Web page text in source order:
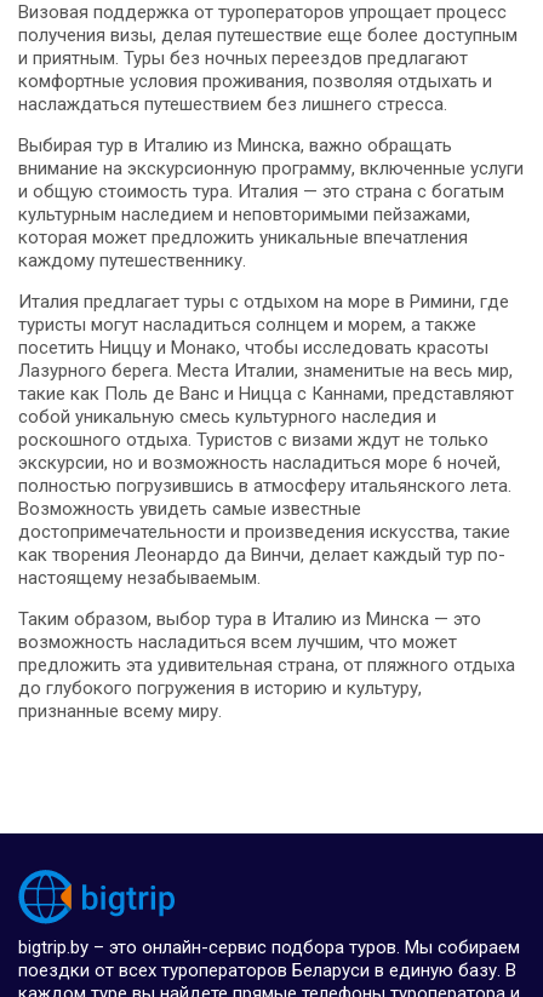
Визовая поддержка от туроператоров упрощает процесс
получения визы, делая путешествие еще более доступным
и приятным. Туры без ночных переездов предлагают
комфортные условия проживания, позволяя отдыхать и
наслаждаться путешествием без лишнего стресса.
Выбирая тур в Италию из Минска, важно обращать
внимание на экскурсионную программу, включенные услуги
и общую стоимость тура. Италия — это страна с богатым
культурным наследием и неповторимыми пейзажами,
которая может предложить уникальные впечатления
каждому путешественнику.
Италия предлагает туры с отдыхом на море в Римини, где
туристы могут насладиться солнцем и морем, а также
посетить Ниццу и Монако, чтобы исследовать красоты
Лазурного берега. Места Италии, знаменитые на весь мир,
такие как Поль де Ванс и Ницца с Каннами, представляют
собой уникальную смесь культурного наследия и
роскошного отдыха. Туристов с визами ждут не только
экскурсии, но и возможность насладиться море 6 ночей,
полностью погрузившись в атмосферу итальянского лета.
Возможность увидеть самые известные
достопримечательности и произведения искусства, такие
как творения Леонардо да Винчи, делает каждый тур по-
настоящему незабываемым.
Таким образом, выбор тура в Италию из Минска — это
возможность насладиться всем лучшим, что может
предложить эта удивительная страна, от пляжного отдыха
до глубокого погружения в историю и культуру,
признанные всему миру.
bigtrip.by – это онлайн-сервис подбора туров. Мы собираем
поездки от всех туроператоров Беларуси в единую базу. В